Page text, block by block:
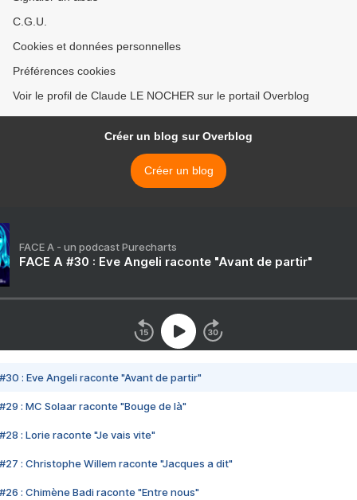
C.G.U.
Cookies et données personnelles
Préférences cookies
Voir le profil de Claude LE NOCHER sur le portail Overblog
Créer un blog sur Overblog
Créer un blog
FACE A - un podcast Purecharts
FACE A #30 : Eve Angeli raconte "Avant de partir"
#30 : Eve Angeli raconte "Avant de partir"
#29 : MC Solaar raconte "Bouge de là"
#28 : Lorie raconte "Je vais vite"
#27 : Christophe Willem raconte "Jacques a dit"
#26 : Chimène Badi raconte "Entre nous"